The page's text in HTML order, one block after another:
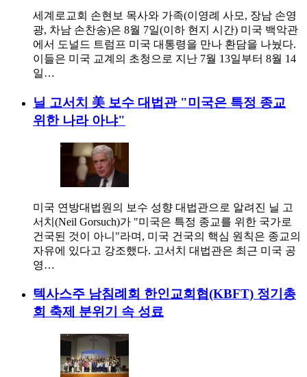
세계로교회 손현보 목사와 가족(이영례 사모, 장남 손영
광, 차남 손찬송)은 8월 7일(이하 현지 시간) 미국 백악관
에서 도널드 트럼프 미국 대통령을 만나 환담을 나눴다.
이들은 미국 교계의 초청으로 지난 7월 13일부터 8월 14
일…
닐 고서치 美 보수 대법관 "미국은 특정 종교
위한 나라 아냐"
미국 연방대법원의 보수 성향 대법관으로 알려진 닐 고
서치(Neil Gorsuch)가 "미국은 특정 종교를 위한 국가로
건국된 것이 아니"라며, 미국 건국의 핵심 원칙은 종교의
자유에 있다고 강조했다. 고서치 대법관은 최근 미국 공
영…
텍사스주 남침례회 한인교회협(KBFT) 정기총
회 축제 분위기 속 성료